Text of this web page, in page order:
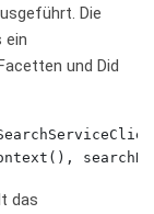
Die
ein
und Did
das